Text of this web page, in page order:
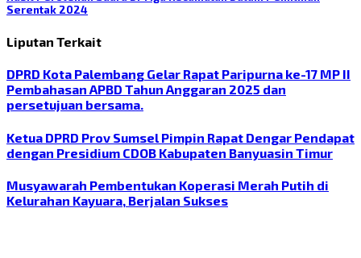
Serentak 2024
Liputan Terkait
DPRD Kota Palembang Gelar Rapat Paripurna ke-17 MP II
Pembahasan APBD Tahun Anggaran 2025 dan
persetujuan bersama.
Ketua DPRD Prov Sumsel Pimpin Rapat Dengar Pendapat
dengan Presidium CDOB Kabupaten Banyuasin Timur
Musyawarah Pembentukan Koperasi Merah Putih di
Kelurahan Kayuara, Berjalan Sukses